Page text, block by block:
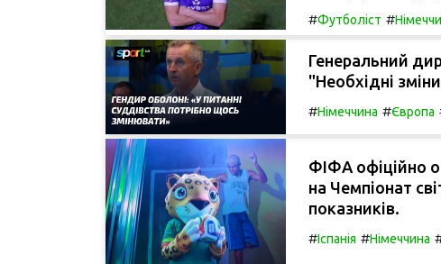
#Футболіст #
Генеральний
"Необхідні
#Німеччина #Європа
ФІФА офіційно
на Чемпіонат
показників.
#Іспанія #Німеччина